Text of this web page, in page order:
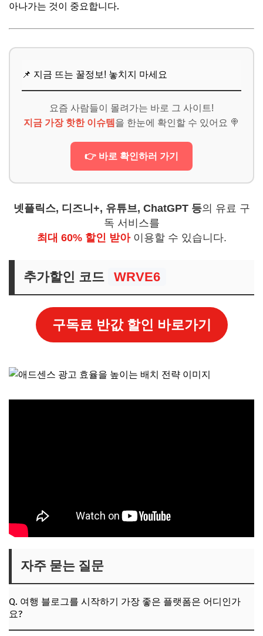
아나가는 것이 중요합니다.
📌 지금 뜨는 꿀정보! 놓치지 마세요
요즘 사람들이 몰려가는 바로 그 사이트!
지금 가장 핫한 이슈템 을 한눈에 확인할 수 있어요 🍭
👉 바로 확인하러 가기
넷플릭스, 디즈니+, 유튜브, ChatGPT 등의 유료 구
독 서비스를
최대 60% 할인 받아이용할 수 있습니다.
추가할인 코드 WRVE6
구독료 반값 할인 바로가기
자주 묻는 질문
Q. 여행 블로그를 시작하기 가장 좋은 플랫폼은 어디인가
요?